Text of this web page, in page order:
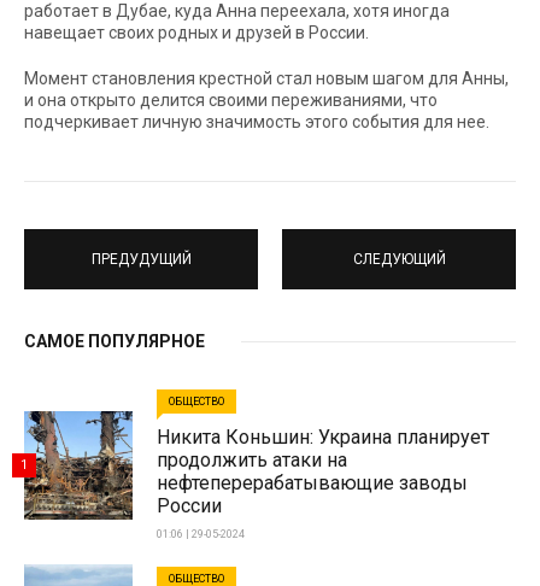
работает в Дубае, куда Анна переехала, хотя иногда
навещает своих родных и друзей в России.
Момент становления крестной стал новым шагом для Анны,
и она открыто делится своими переживаниями, что
подчеркивает личную значимость этого события для нее.
ПРЕДУДУЩИЙ СЛЕДУЮЩИЙ
САМОЕ ПОПУЛЯРНОЕ
ОБЩЕСТВО
Никита Коньшин: Украина планирует
продолжить атаки на
нефтеперерабатывающие заводы
России
01:06 | 29-05-2024
1
ОБЩЕСТВО